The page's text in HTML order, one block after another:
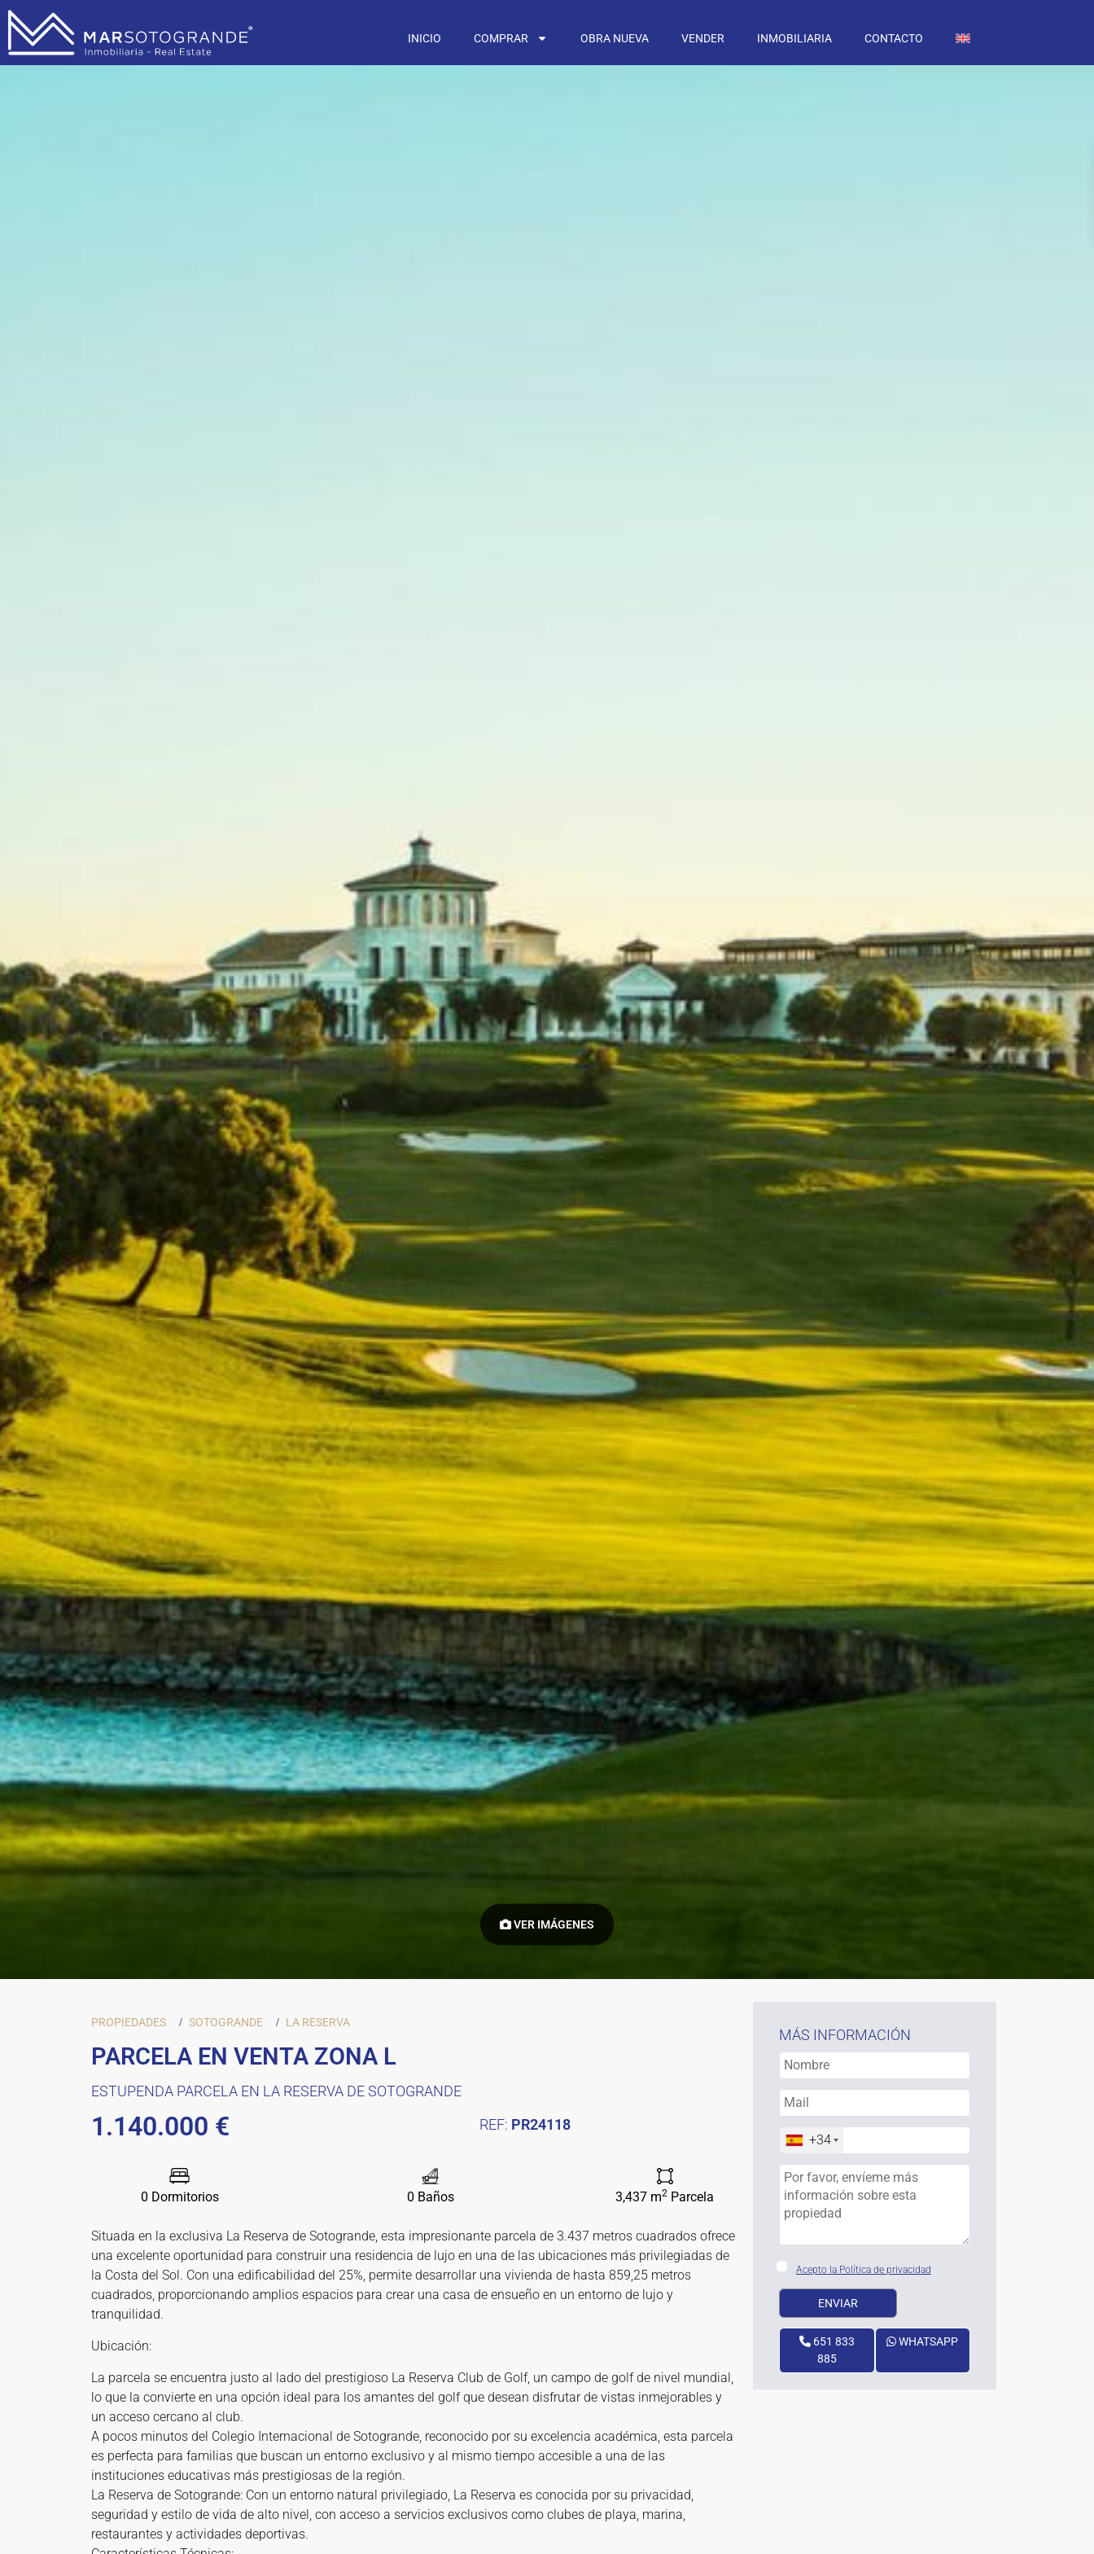
INICIO COMPRAR OBRA NUEVA VENDER INMOBILIARIA CONTACTO
VER IMÁGENES
PROPIEDADES SOTOGRANDE LA RESERVA
PARCELA EN VENTA ZONA L
ESTUPENDA PARCELA EN LA RESERVA DE SOTOGRANDE
1.140.000 € REF: PR24118
0 Dormitorios 0 Baños 3,437 m2 Parcela
Situada en la exclusiva La Reserva de Sotogrande, esta impresionante parcela de 3.437 metros cuadrados ofrece
una excelente oportunidad para construir una residencia de lujo en una de las ubicaciones más privilegiadas de
la Costa del Sol. Con una edificabilidad del 25%, permite desarrollar una vivienda de hasta 859,25 metros
cuadrados, proporcionando amplios espacios para crear una casa de ensueño en un entorno de lujo y
tranquilidad.
Ubicación:
La parcela se encuentra justo al lado del prestigioso La Reserva Club de Golf, un campo de golf de nivel mundial,
lo que la convierte en una opción ideal para los amantes del golf que desean disfrutar de vistas inmejorables y
un acceso cercano al club.
A pocos minutos del Colegio Internacional de Sotogrande, reconocido por su excelencia académica, esta parcela
es perfecta para familias que buscan un entorno exclusivo y al mismo tiempo accesible a una de las
instituciones educativas más prestigiosas de la región.
La Reserva de Sotogrande: Con un entorno natural privilegiado, La Reserva es conocida por su privacidad,
seguridad y estilo de vida de alto nivel, con acceso a servicios exclusivos como clubes de playa, marina,
restaurantes y actividades deportivas.
MÁS INFORMACIÓN
+34
Acepto la Política de privacidad
651 833
885
WHATSAPP